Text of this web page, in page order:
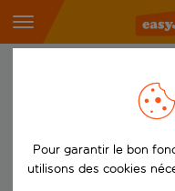
Découvrez les réponses
toujours besoin de
formulaire de
Pour garantir le bon
utilisons des cookies